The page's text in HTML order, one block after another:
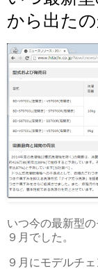
から出た
いつ今の最新型
９月でした。
９月にモデルチ